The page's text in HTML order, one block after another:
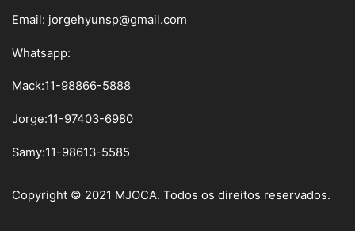
Email: jorgehyunsp@gmail.com
Whatsapp:
Mack:11-98866-5888
Jorge:11-97403-6980
Samy:11-98613-5585
Copyright © 2021 MJOCA. Todos os direitos reservados.